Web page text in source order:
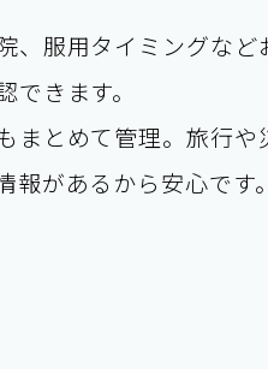
、服用タイミングなど
きます。
まとめて管理。旅行や
報があるから安心です。